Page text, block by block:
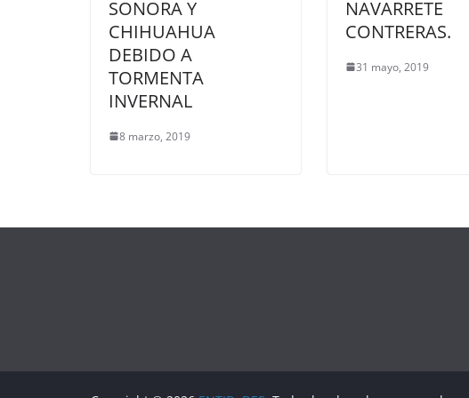
SONORA Y
CHIHUAHUA
DEBIDO A
TORMENTA
INVERNAL
8 marzo, 2019
NAVARRETE
CONTRERAS.
31 mayo, 2019